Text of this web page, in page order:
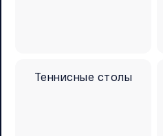
Теннисные столы